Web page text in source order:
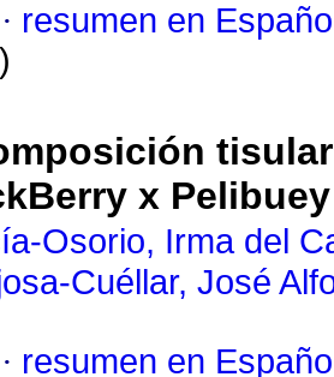
· resumen en
)
x Pelibuey
Osorio, Irma del
Cuéllar, José
· resumen en